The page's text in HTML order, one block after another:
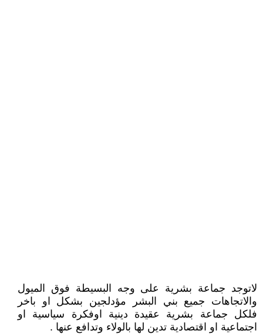
لاتوجد جماعة بشرية على وجه البسيطة فوق الميول
والاتجاهات جميع بني البشر مؤدلجين بشكل او باخر
فلكل جماعة بشرية عقيدة دينية اوفكرة سياسية او
اجتماعية او اقتصادية تدين لها بالولاء وتدافع عنها .